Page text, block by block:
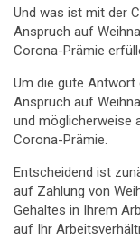
Und was ist mit der
Anspruch auf
Corona-Prämie
Um die gute Antwort
Anspruch auf
und möglicherweise
Corona-Prämie.
Entscheidend ist
auf Zahlung von
Gehaltes in Ihrem
auf Ihr